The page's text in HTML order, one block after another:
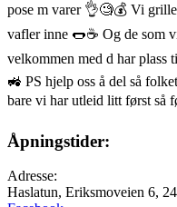
pose m varer 👌🧐💰 Vi
vafler inne 🌭☕️ Og de som
velkommen med d har
🚜 PS hjelp oss å del så
bare vi har utleid litt først så
Åpningstider:
Adresse:
Haslatun, Eriksmoveien 6,